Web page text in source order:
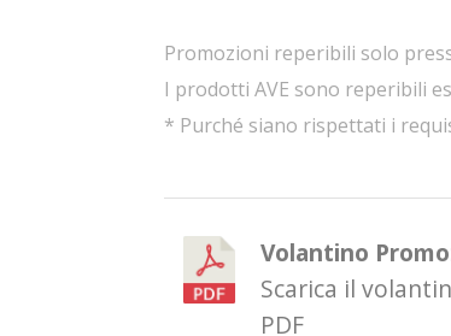
Promozioni reperibili solo
I prodotti AVE sono reperibili
* Purché siano rispettati i
Volantino
Scarica il
PDF